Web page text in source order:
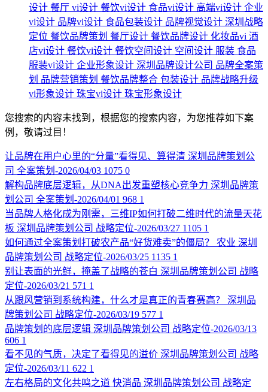
设计 餐厅 vi设计 餐饮vi设计 食品vi设计 高端vi设计 企业
vi设计 品牌vi设计 食品包装设计 品牌视觉设计 深圳战略
定位 餐饮品牌策划 餐厅设计 餐饮品牌设计 化妆品vi 酒
店vi设计 餐饮vi设计 餐饮空间设计 空间设计 服装 食品
服装vi设计 企业形象设计 深圳品牌设计公司 品牌全案策
划 品牌营销策划 餐饮品牌整合 包装设计 品牌战略升级
vi形象设计 珠宝vi设计 珠宝形象设计
您搜索的内容未找到，根据您的搜索内容，为您推荐如下案
例，敬请过目！
让品牌在用户心里的“分量”看得见、算得清 深圳品牌策划公
司 全案策划-2026/04/03 1075 0
解构品牌底层逻辑，从DNA出发重塑核心竞争力 深圳品牌策
划公司 全案策划-2026/04/01 968 1
当品牌人格化成为刚需，三维IP如何打破二维时代的流量天花
板 深圳品牌策划公司 战略定位-2026/03/27 1105 1
如何通过全案策划打破农产品“好货难卖”的僵局？
农业 深圳
品牌策划公司 战略定位-2026/03/25 1135 1
别让表面的光鲜，掩盖了战略的苍白 深圳品牌策划公司 战略
定位-2026/03/21 571 1
从跟风营销到系统构建，什么才是真正的青春赛高？
深圳品
牌策划公司 战略定位-2026/03/19 577 1
品牌策划的底层逻辑 深圳品牌策划公司 战略定位-2026/03/13
606 1
看不见的气质，决定了看得见的溢价 深圳品牌策划公司 战略
定位-2026/03/11 622 1
左右格局的文化共鸣之道 快消品 深圳品牌策划公司 战略定